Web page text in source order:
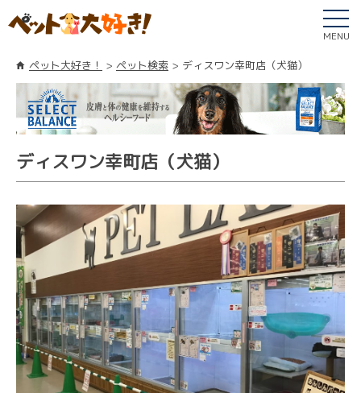
MENU
ペット大好き！ ペット検索 ディスワン幸町店（犬猫）
ディスワン幸町店（犬猫）